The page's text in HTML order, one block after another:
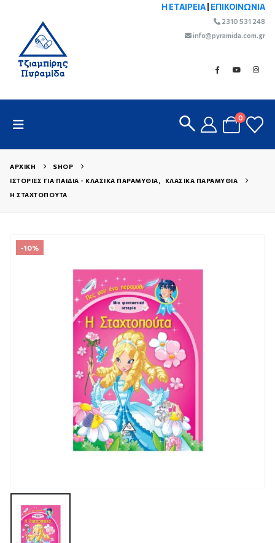
Η ΕΤΑΙΡΕΙΑ ΕΠΙΚΟΙΝΩΝΙΑ
2310 531 248
info@pyramida.com.gr
0
ΑΡΧΙΚΉ
SHOP
ΙΣΤΟΡΊΕΣ ΓΙΑ ΠΑΙΔΙΆ - ΚΛΑΣΙΚΆ ΠΑΡΑΜΎΘΙΑ,
ΚΛΑΣΙΚΆ ΠΑΡΑΜΎΘΙΑ
Η ΣΤΑΧΤΟΠΟΎΤΑ
-10%